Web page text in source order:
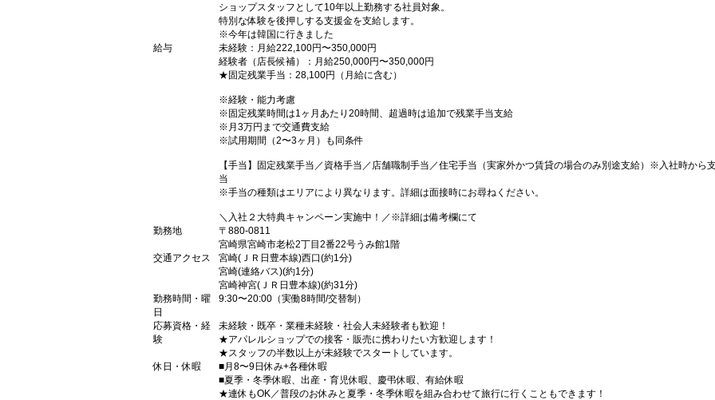
ショップスタッフとして10年以上勤務する社員対象。
特別な体験を後押しする支援金を支給します。
※今年は韓国に行きました
給与
未経験：月給222,100円〜350,000円
経験者（店長候補）：月給250,000円〜350,000円
★固定残業手当：28,100円（月給に含む）
※経験・能力考慮
※固定残業時間は1ヶ月あたり20時間、超過時は追加で残業手当支給
※月3万円まで交通費支給
※試用期間（2〜3ヶ月）も同条件
【手当】固定残業手当／資格手当／店舗職制手当／住宅手当（実家外かつ賃貸の場合のみ別途支給）※入社時から
当
※手当の種類はエリアにより異なります。詳細は面接時にお尋ねください。
＼入社２大特典キャンペーン実施中！／※詳細は備考欄にて
勤務地
〒880-0811
宮崎県宮崎市老松2丁目2番22号うみ館1階
交通アクセス
宮崎(ＪＲ日豊本線)西口(約1分)
宮崎(連絡バス)(約1分)
宮崎神宮(ＪＲ日豊本線)(約31分)
勤務時間・曜
日
9:30〜20:00（実働8時間/交替制）
応募資格・経
験
未経験・既卒・業種未経験・社会人未経験者も歓迎！
★アパレルショップでの接客・販売に携わりたい方歓迎します！
★スタッフの半数以上が未経験でスタートしています。
休日・休暇
■月8〜9日休み+各種休暇
■夏季・冬季休暇、出産・育児休暇、慶弔休暇、有給休暇
★連休もOK／普段のお休みと夏季・冬季休暇を組み合わせて旅行に行くこともできます！